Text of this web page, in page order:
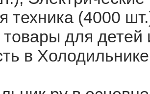
техника (4000
товары для
в